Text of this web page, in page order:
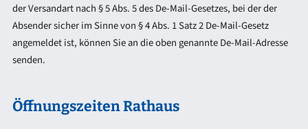
der Versandart nach § 5 Abs. 5 des De-Mail-Gesetzes, bei der der
Absender sicher im Sinne von § 4 Abs. 1 Satz 2 De-Mail-Gesetz
angemeldet ist, können Sie an die oben genannte De-Mail-Adresse
senden.
Öffnungszeiten Rathaus